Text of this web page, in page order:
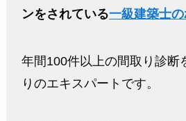
ンをされている一級建築士
年間100件以上の間取り診断
りのエキスパートです。